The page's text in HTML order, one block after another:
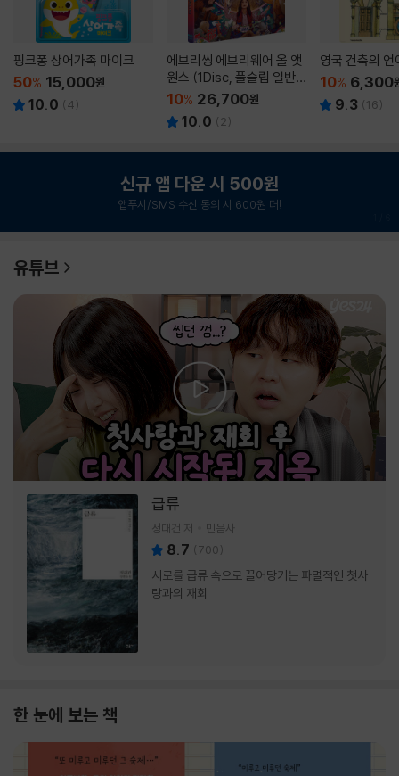
핑크퐁 상어가족 마이크
50% 15,000원
10.0 (4)
에브리씽 에브리웨어 올 앳
원스 (1Disc, 풀슬립 일반
판) : 블루레이
10% 26,700원
10.0 ( 2)
영국 건축의 언
10% 6,300
9.3 (16)
신규 앱 다운 시 500원
앱푸시/SMS 수신 동의 시 600원 더!
유튜브
급류
정대건 저 민음사
8.7 (700)
서로를 급류 속으로 끌어당기는 파멸적인 첫사
랑과의 재회
한 눈에 보는 책